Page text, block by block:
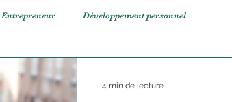
Entrepreneur Développement personnel
4 min de lecture